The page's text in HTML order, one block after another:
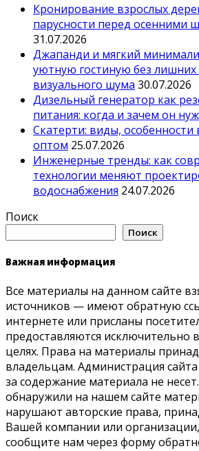
Кронирование взрослых
парусности перед осенними
31.07.2026
Джапанди и мягкий
уютную гостиную без
визуального шума 30.07.2026
Дизельный генератор как
питания: когда и зачем он
Скатерти: виды, особенности
оптом 25.07.2026
Инженерные тренды: как
технологии меняют
водоснабжения 24.07.2026
Поиск
Поиск
Важная информация
Все материалы на данном сайте
источников — имеют обратную
интернете или присланы
предоставляются исключительно
целях. Права на материалы
владельцам. Администрация
за содержание материала не
обнаружили на нашем сайте
нарушают авторские права,
Вашей компании или
сообщите нам через форму